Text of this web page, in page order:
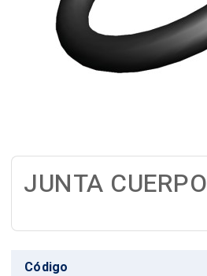
JUNTA CUERPO
Código